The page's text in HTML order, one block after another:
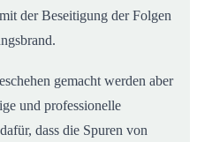
der Beseitigung der Folgen
gemacht werden aber
und professionelle
dass die Spuren von